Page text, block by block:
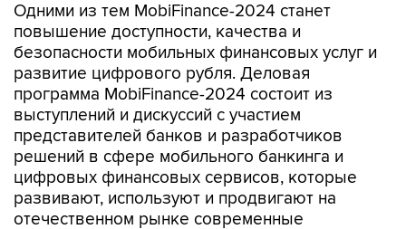
Одними из тем MobiFinance-2024 станет
повышение доступности, качества и
безопасности мобильных финансовых услуг и
развитие цифрового рубля. Деловая
программа MobiFinance-2024 состоит из
выступлений и дискуссий с участием
представителей банков и разработчиков
решений в сфере мобильного банкинга и
цифровых финансовых сервисов, которые
развивают, используют и продвигают на
отечественном рынке современные